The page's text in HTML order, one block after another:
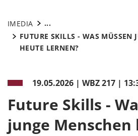
IMEDIA
...
FUTURE SKILLS - WAS MÜSSEN
HEUTE LERNEN?
19.05.2026 | WBZ 217 |
Future Skills -
junge Menschen